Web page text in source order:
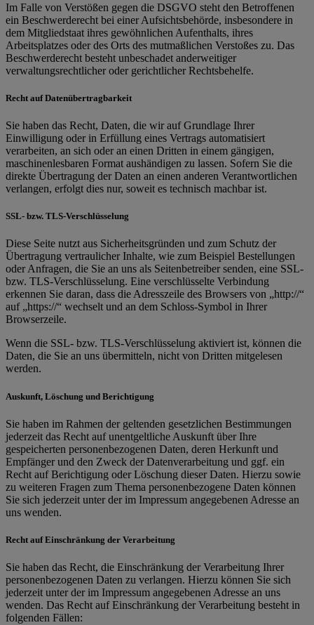
Im Falle von Verstößen gegen die DSGVO steht den Betroffenen
ein Beschwerderecht bei einer Aufsichtsbehörde, insbesondere in
dem Mitgliedstaat ihres gewöhnlichen Aufenthalts, ihres
Arbeitsplatzes oder des Orts des mutmaßlichen Verstoßes zu. Das
Beschwerderecht besteht unbeschadet anderweitiger
verwaltungsrechtlicher oder gerichtlicher Rechtsbehelfe.
Recht auf Datenübertragbarkeit
Sie haben das Recht, Daten, die wir auf Grundlage Ihrer
Einwilligung oder in Erfüllung eines Vertrags automatisiert
verarbeiten, an sich oder an einen Dritten in einem gängigen,
maschinenlesbaren Format aushändigen zu lassen. Sofern Sie die
direkte Übertragung der Daten an einen anderen Verantwortlichen
verlangen, erfolgt dies nur, soweit es technisch machbar ist.
SSL- bzw. TLS-Verschlüsselung
Diese Seite nutzt aus Sicherheitsgründen und zum Schutz der
Übertragung vertraulicher Inhalte, wie zum Beispiel Bestellungen
oder Anfragen, die Sie an uns als Seitenbetreiber senden, eine SSL-
bzw. TLS-Verschlüsselung. Eine verschlüsselte Verbindung
erkennen Sie daran, dass die Adresszeile des Browsers von „http://“
auf „https://“ wechselt und an dem Schloss-Symbol in Ihrer
Browserzeile.
Wenn die SSL- bzw. TLS-Verschlüsselung aktiviert ist, können die
Daten, die Sie an uns übermitteln, nicht von Dritten mitgelesen
werden.
Auskunft, Löschung und Berichtigung
Sie haben im Rahmen der geltenden gesetzlichen Bestimmungen
jederzeit das Recht auf unentgeltliche Auskunft über Ihre
gespeicherten personenbezogenen Daten, deren Herkunft und
Empfänger und den Zweck der Datenverarbeitung und ggf. ein
Recht auf Berichtigung oder Löschung dieser Daten. Hierzu sowie
zu weiteren Fragen zum Thema personenbezogene Daten können
Sie sich jederzeit unter der im Impressum angegebenen Adresse an
uns wenden.
Recht auf Einschränkung der Verarbeitung
Sie haben das Recht, die Einschränkung der Verarbeitung Ihrer
personenbezogenen Daten zu verlangen. Hierzu können Sie sich
jederzeit unter der im Impressum angegebenen Adresse an uns
wenden. Das Recht auf Einschränkung der Verarbeitung besteht in
folgenden Fällen: